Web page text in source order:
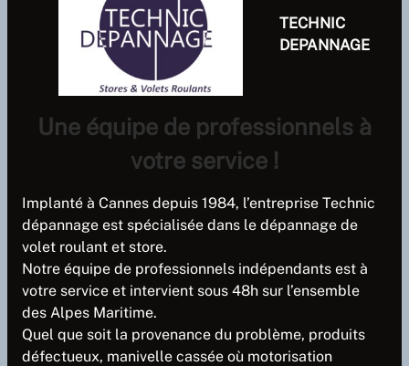
TECHNIC
DEPANNAGE
Une équipe de professionnels à
votre service !
Implanté à Cannes depuis 1984, l’entreprise Technic
dépannage est spécialisée dans le dépannage de
volet roulant et store.
Notre équipe de professionnels indépendants est à
votre service et intervient sous 48h sur l’ensemble
des Alpes Maritime.
Quel que soit la provenance du problème, produits
défectueux, manivelle cassée où motorisation